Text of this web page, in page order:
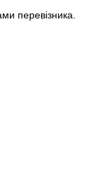
перевізника.